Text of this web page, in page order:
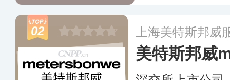
牛仔、茄克、羽
列。更多
02 上海美特斯邦威
美特斯邦威